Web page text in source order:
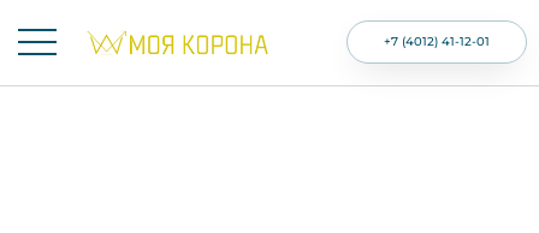
+7 (4012) 41-12-01